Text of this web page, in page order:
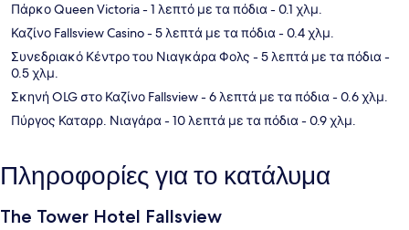
Πάρκο Queen Victoria- 1 λεπτό με τα πόδια- 0.1 χλμ.
Καζίνο Fallsview Casino- 5 λεπτά με τα πόδια- 0.4 χλμ.
Συνεδριακό Κέντρο του Νιαγκάρα Φολς - 5 λεπτά με τα πόδια-
0.5 χλμ.
Σκηνή OLG στο Καζίνο Fallsview- 6 λεπτά με τα πόδια- 0.6 χλμ.
Πύργος Καταρρ. Νιαγάρα- 10 λεπτά με τα πόδια- 0.9 χλμ.
Πληροφορίες για το κατάλυμα
The Tower Hotel Fallsview